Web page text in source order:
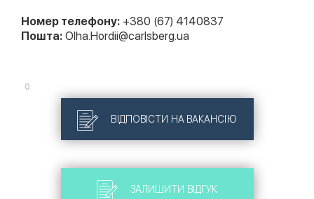
Номер телефону: +380 (67) 4140837
Пошта: Olha.Hordii@carlsberg.ua
0
ВІДПОВІСТИ НА ВАКАНСІЮ
ЗАЛИШИТИ ВІДГУК